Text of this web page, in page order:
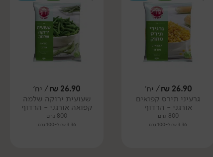
26.90
₪/ יח׳
גרעיני תירס קפואים
אורגני - הרדוף
800 גרם
3.36 ₪ ל-100 גרם
26.90
₪/ יח׳
שעועית ירוקה שלמה
קפואה אורגני - הרדוף
800 גרם
3.36 ₪ ל-100 גרם